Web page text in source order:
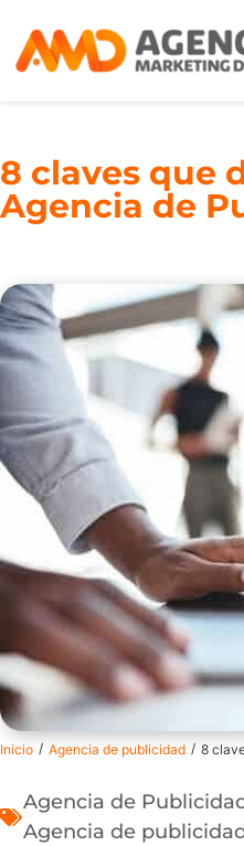
8 claves que
Agencia de
Inicio / Agencia de publicidad / 8
Agencia de
Agencia de